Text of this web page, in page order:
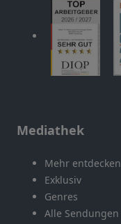
Mediathek
Mehr entdecken
Exklusiv
Genres
Alle Sendungen